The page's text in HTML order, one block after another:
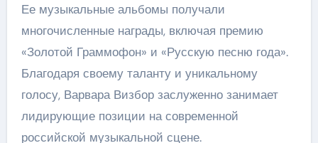
Ее музыкальные альбомы получали
многочисленные награды, включая премию
«Золотой Граммофон» и «Русскую песню года».
Благодаря своему таланту и уникальному
голосу, Варвара Визбор заслуженно занимает
лидирующие позиции на современной
российской музыкальной сцене.